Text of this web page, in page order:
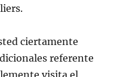
ciertamente
referente
visita el